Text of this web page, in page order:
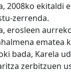
2008ko
zerrenda.
erosleen
ematea
bada, Karela
zerbitzuen